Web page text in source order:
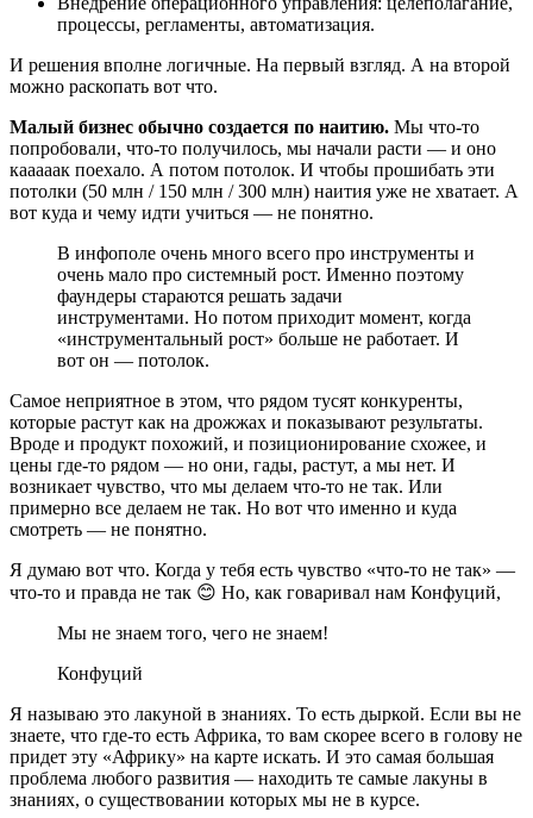
процессы, регламенты, автоматизация.
И решения вполне логичные. На первый взгляд. А на второй
можно раскопать вот что.
Малый бизнес обычно создается по наитию. Мы что-то
попробовали, что-то получилось, мы начали расти — и оно
кааааак поехало. А потом потолок. И чтобы прошибать эти
потолки (50 млн / 150 млн / 300 млн) наития уже не хватает. А
вот куда и чему идти учиться — не понятно.
В инфополе очень много всего про инструменты и
очень мало про системный рост. Именно поэтому
фаундеры стараются решать задачи
инструментами. Но потом приходит момент, когда
«инструментальный рост» больше не работает. И
вот он — потолок.
Самое неприятное в этом, что рядом тусят конкуренты,
которые растут как на дрожжах и показывают результаты.
Вроде и продукт похожий, и позиционирование схожее, и
цены где-то рядом — но они, гады, растут, а мы нет. И
возникает чувство, что мы делаем что-то не так. Или
примерно все делаем не так. Но вот что именно и куда
смотреть — не понятно.
Я думаю вот что. Когда у тебя есть чувство «что-то не так» —
что-то и правда не так 😊 Но, как говаривал нам Конфуций,
Мы не знаем того, чего не знаем!
Конфуций
Я называю это лакуной в знаниях. То есть дыркой. Если вы не
знаете, что где-то есть Африка, то вам скорее всего в голову не
придет эту «Африку» на карте искать. И это самая большая
проблема любого развития — находить те самые лакуны в
знаниях, о существовании которых мы не в курсе.